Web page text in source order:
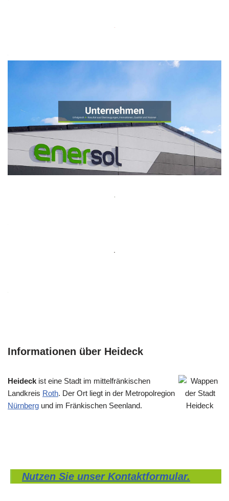
Informationen über Heideck
Heideck ist eine Stadt im mittelfränkischen
Landkreis Roth. Der Ort liegt in der Metropolregion
Nürnberg und im Fränkischen Seenland.
Nutzen Sie unser Kontaktformular.